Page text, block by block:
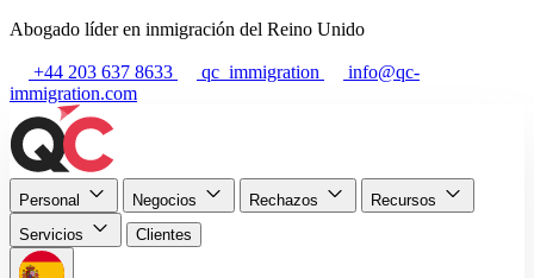
Abogado líder en inmigración del Reino Unido
+44 203 637 8633 qc_immigration
info@qc-
immigration.com
Personal Negocios Rechazos
Recursos
Servicios
Clientes